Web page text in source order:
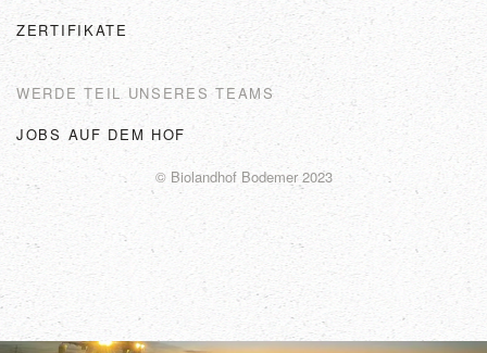
ZERTIFIKATE
WERDE TEIL UNSERES TEAMS
JOBS AUF DEM HOF
© Biolandhof Bodemer 2023